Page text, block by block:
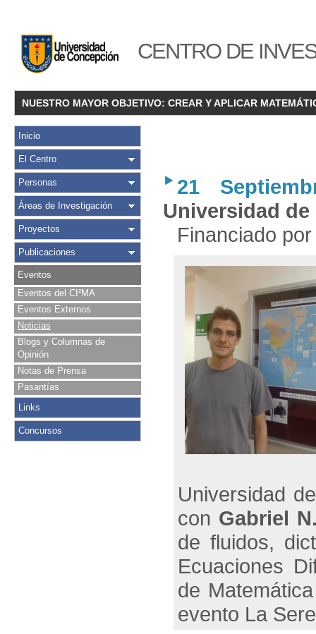
CENTRO DE
NUESTRO MAYOR OBJETIVO: CREAR Y APLICAR
Inicio
El Centro
Personas
Áreas de Investigación
Proyectos
Publicaciones
Eventos
Eventos del CI²MA
Eventos Externos
Noticias
Blogs y Columnas de
Opinión
Notas de Prensa
Pasantías
Links
Concursos
21
Universidad de
Financiado
Universidad
con Gabriel
de fluidos,
Ecuaciones
de
evento La